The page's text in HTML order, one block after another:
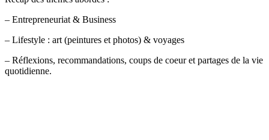
– Entrepreneuriat & Business
– Lifestyle : art (peintures et photos) & voyages
– Réflexions, recommandations, coups de coeur et partages de la vie
quotidienne.